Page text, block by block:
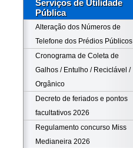
Serviços de Utilidade
Pública
Alteração dos Números de
Telefone dos Prédios Públicos
Cronograma de Coleta de
Galhos / Entulho / Reciclável /
Orgânico
Decreto de feriados e pontos
facultativos 2026
Regulamento concurso Miss
Medianeira 2026